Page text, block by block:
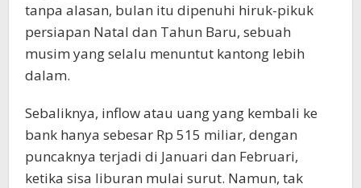
tanpa alasan, bulan itu dipenuhi hiruk-pikuk
persiapan Natal dan Tahun Baru, sebuah
musim yang selalu menuntut kantong lebih
dalam.
Sebaliknya, inflow atau uang yang kembali ke
bank hanya sebesar Rp 515 miliar, dengan
puncaknya terjadi di Januari dan Februari,
ketika sisa liburan mulai surut. Namun, tak